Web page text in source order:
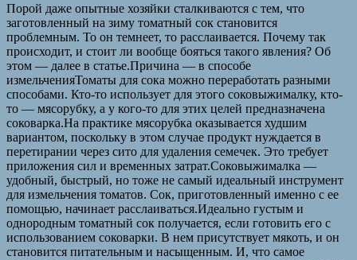
Порой даже опытные хозяйки сталкиваются с тем, что
заготовленный на зиму томатный сок становится
проблемным. То он темнеет, то расслаивается. Почему так
происходит, и стоит ли вообще бояться такого явления? Об
этом — далее в статье.Причина — в способе
измельченияТоматы для сока можно переработать разными
способами. Кто-то использует для этого соковыжималку, кто-
то — мясорубку, а у кого-то для этих целей предназначена
соковарка.На практике мясорубка оказывается худшим
вариантом, поскольку в этом случае продукт нуждается в
перетирании через сито для удаления семечек. Это требует
приложения сил и временных затрат.Соковыжималка —
удобный, быстрый, но тоже не самый идеальный инструмент
для измельчения томатов. Сок, приготовленный именно с ее
помощью, начинает расслаиваться.Идеально густым и
однородным томатный сок получается, если готовить его с
использованием соковарки. В нем присутствует мякоть, и он
становится питательным и насыщенным. И, что самое